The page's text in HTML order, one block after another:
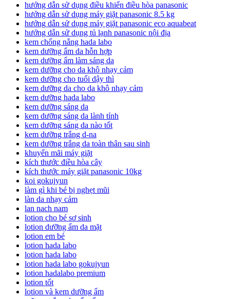
hướng dẫn sử dụng điều khiển điều hòa panasonic
hướng dẫn sử dụng máy giặt panasonic 8.5 kg
hướng dẫn sử dụng máy giặt panasonic eco aquabeat
hướng dẫn sử dụng tủ lạnh panasonic nội địa
kem chống nắng hada labo
kem dưỡng ẩm da hỗn hợp
kem dưỡng ẩm làm sáng da
kem dưỡng cho da khô nhạy cảm
kem dưỡng cho tuổi dậy thì
kem dưỡng da cho da khô nhạy cảm
kem dưỡng hada labo
kem dưỡng sáng da
kem dưỡng sáng da lành tính
kem dưỡng sáng da nào tốt
kem dưỡng trắng d-na
kem dưỡng trắng da toàn thân sau sinh
khuyến mãi máy giặt
kích thước điều hòa cây
kích thước máy giặt panasonic 10kg
koi gokujyun
làm gì khi bé bị nghẹt mũi
làn da nhạy cảm
lan nach nam
lotion cho bé sơ sinh
lotion dưỡng ẩm da mặt
lotion em bé
lotion hada labo
lotion hada labo
lotion hada labo gokujyun
lotion hadalabo premium
lotion tốt
lotion và kem dưỡng ẩm